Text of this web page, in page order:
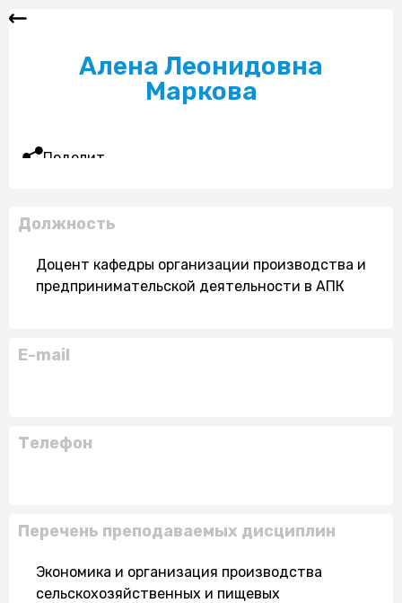
Алена Леонидовна
Маркова
Поделиться
Должность
Доцент кафедры организации производства и
предпринимательской деятельности в АПК
E-mail
Телефон
Перечень преподаваемых дисциплин
Экономика и организация производства
сельскохозяйственных и пищевых